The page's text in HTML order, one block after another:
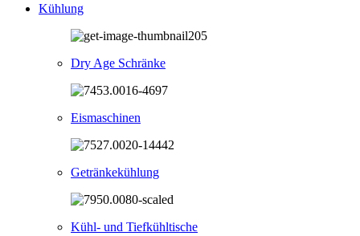
Kühlung
Dry Age Schränke
Eismaschinen
Getränkekühlung
Kühl- und Tiefkühltische